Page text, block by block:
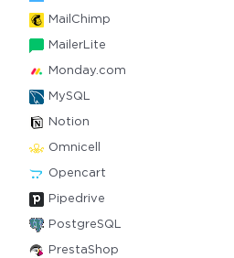
MailChimp
MailerLite
Monday.com
MySQL
Notion
Omnicell
Opencart
Pipedrive
PostgreSQL
PrestaShop